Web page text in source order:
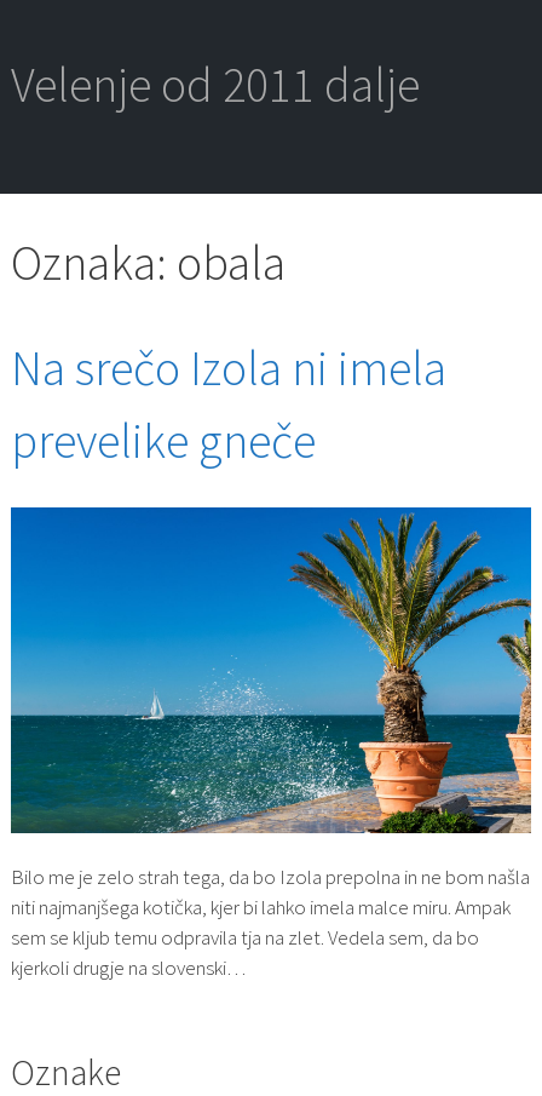
Velenje od 2011 dalje
Oznaka: obala
Na srečo Izola ni imela
prevelike gneče
Bilo me je zelo strah tega, da bo Izola prepolna in ne bom našla
niti najmanjšega kotička, kjer bi lahko imela malce miru. Ampak
sem se kljub temu odpravila tja na zlet. Vedela sem, da bo
kjerkoli drugje na slovenski…
Oznake